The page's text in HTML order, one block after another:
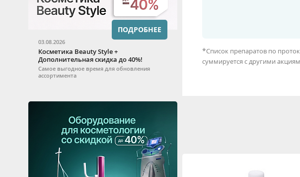
03.08.2026
Косметика Beauty Style +
Дополнительная скидка до 40%!
Самое выгодное время для обновления
ассортимента
ПОДРОБНЕЕ
*Список препаратов по
суммируется с другими